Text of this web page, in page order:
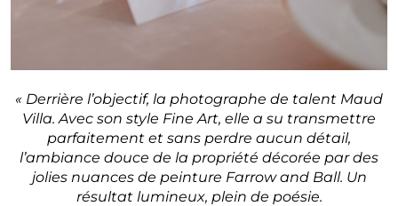
« Derrière l’objectif, la photographe de talent Maud
Villa. Avec son style Fine Art, elle a su transmettre
parfaitement et sans perdre aucun détail,
l’ambiance douce de la propriété décorée par des
jolies nuances de peinture Farrow and Ball. Un
résultat lumineux, plein de poésie.